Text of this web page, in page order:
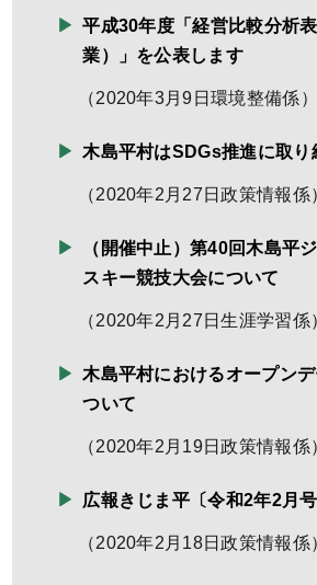
平成30年度「経営比較分析
業）」を公表します
（2020年3月9日環境整備係）
木島平村はSDGs推進に取り
（2020年2月27日政策情報係
（開催中止）第40回木島平
スキー競技大会について
（2020年2月27日生涯学習係
木島平村におけるオープン
ついて
（2020年2月19日政策情報係
広報きじま平〔令和2年2月号
（2020年2月18日政策情報係